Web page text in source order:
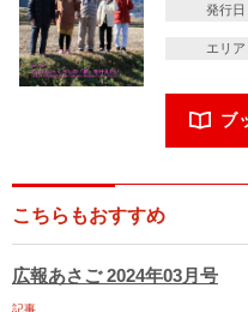
発行日
エリア
ブ
こちらもおすすめ
広報あさご 2024年03月号
記事